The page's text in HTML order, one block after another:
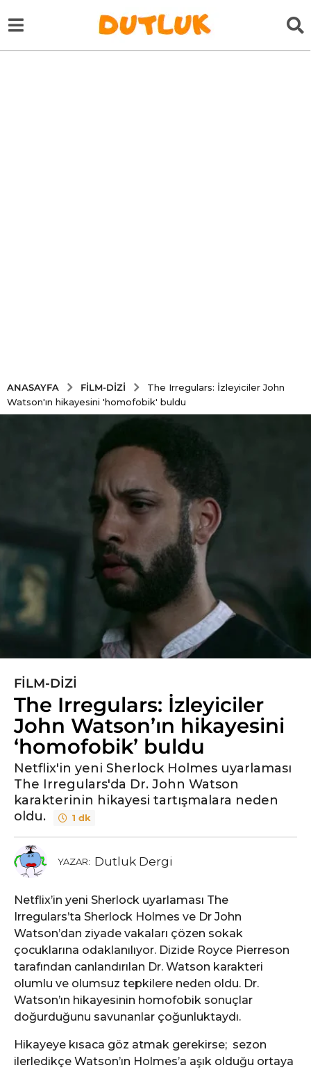
ANASAYFA FILM-DIZI
The Irregulars: İzleyiciler John
Watson'ın hikayesini 'homofobik' buldu
5
y
ı
l
n
c
e
5
l
n
c
e
FILM-DIZI
The Irregulars: İzleyiciler
John Watson’ın hikayesini
‘homofobik’ buldu
Netflix'in yeni Sherlock Holmes uyarlaması
The Irregulars'da Dr. John Watson
karakterinin hikayesi tartışmalara neden
oldu.
1 dk
YAZAR: Dutluk Dergi
Netflix’in yeni Sherlock uyarlaması The
Irregulars’ta Sherlock Holmes ve Dr John
Watson’dan ziyade vakaları çözen sokak
çocuklarına odaklanılıyor. Dizide Royce Pierreson
tarafından canlandırılan Dr. Watson karakteri
olumlu ve olumsuz tepkilere neden oldu. Dr.
Watson’ın hikayesinin homofobik sonuçlar
doğurduğunu savunanlar çoğunluktaydı.
Hikayeye kısaca göz atmak gerekirse; sezon
ilerledikçe Watson’ın Holmes’a aşık olduğu ortaya